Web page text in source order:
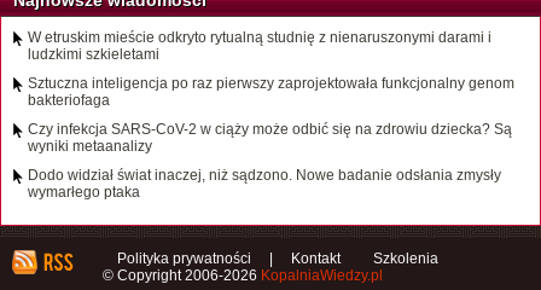
W etruskim mieście odkryto rytualną studnię z nienaruszonymi darami i
ludzkimi szkieletami
Sztuczna inteligencja po raz pierwszy zaprojektowała funkcjonalny genom
bakteriofaga
Czy infekcja SARS-CoV-2 w ciąży może odbić się na zdrowiu dziecka? Są
wyniki metaanalizy
Dodo widział świat inaczej, niż sądzono. Nowe badanie odsłania zmysły
wymarłego ptaka
Polityka prywatności Kontakt
Szkolenia
© Copyright 2006-2026 KopalniaWiedzy.pl